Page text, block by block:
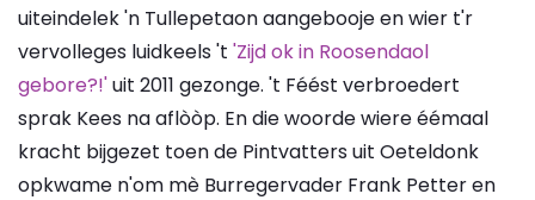
uiteindelek 'n Tullepetaon aangebooje en wier t'r
vervolleges luidkeels 't 'Zijd ok in Roosendaol
gebore?!'uit 2011 gezonge. 't Féést verbroedert
sprak Kees na aflòòp. En die woorde wiere éémaal
kracht bijgezet toen de Pintvatters uit Oeteldonk
opkwame n'om mè Burregervader Frank Petter en